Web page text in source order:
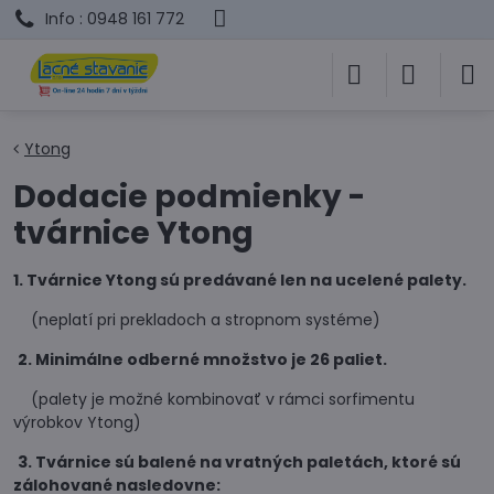
Info : 0948 161 772
Ytong
Dodacie podmienky -
tvárnice Ytong
1. Tvárnice Ytong sú predávané len na ucelené palety.
(neplatí pri prekladoch a stropnom systéme)
2. Minimálne odberné množstvo je 26 paliet.
(palety je možné kombinovať v rámci sorfimentu
výrobkov Ytong)
3. Tvárnice sú balené na vratných paletách, ktoré sú
zálohované nasledovne: